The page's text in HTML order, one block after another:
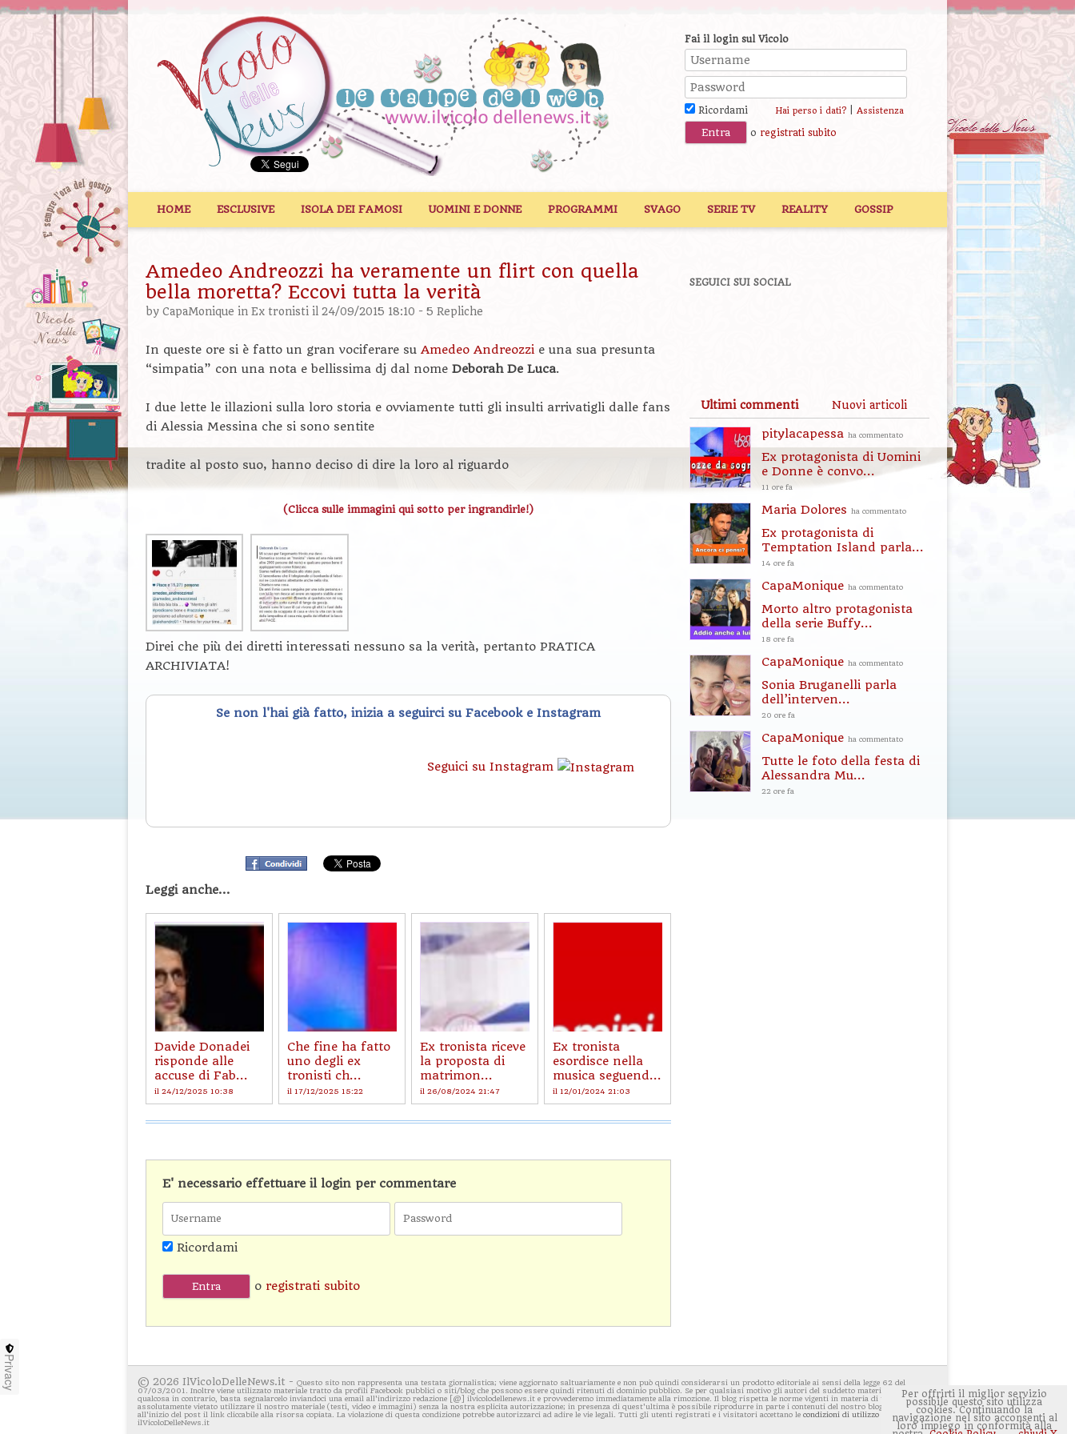
Fai il login sul Vicolo
Ricordami Hai perso i dati?| Assistenza
o registrati subito
HOME ESCLUSIVE ISOLA DEI FAMOSI UOMINI E DONNE PROGRAMMI SVAGO SERIE TV REALITY GOSSIP
Amedeo Andreozzi ha veramente un flirt con quella
bella moretta? Eccovi tutta la verità
by CapaMonique in Ex tronisti il 24/09/2015 18:10 - 5 Repliche
In queste ore si è fatto un gran vociferare su Amedeo Andreozzi e una sua presunta
“simpatia” con una nota e bellissima dj dal nome Deborah De Luca.
I due lette le illazioni sulla loro storia e ovviamente tutti gli insulti arrivatigli dalle fans
di Alessia Messina che si sono sentite
tradite al posto suo, hanno deciso di dire la loro al riguardo
(Clicca sulle immagini qui sotto per ingrandirle!)
Direi che più dei diretti interessati nessuno sa la verità, pertanto PRATICA
ARCHIVIATA!
Se non l'hai già fatto, inizia a seguirci su Facebook e Instagram
Seguici su Instagram
Leggi anche...
Davide Donadei
risponde alle
accuse di Fab...
il 24/12/2025 10:38
Che fine ha fatto
uno degli ex
tronisti ch...
il 17/12/2025 15:22
Ex tronista riceve
la proposta di
matrimon...
il 26/08/2024 21:47
Ex tronista
esordisce nella
musica seguend...
il 12/01/2024 21:03
E' necessario effettuare il login per commentare
Ricordami
o registrati subito
SEGUICI SUI SOCIAL
Ultimi commenti Nuovi articoli
pitylacapessa ha commentato
Ex protagonista di Uomini
e Donne è convo...
11 ore fa
Maria Dolores ha commentato
Ex protagonista di
Temptation Island parla...
14 ore fa
CapaMonique ha commentato
Morto altro protagonista
della serie Buffy...
18 ore fa
CapaMonique ha commentato
Sonia Bruganelli parla
dell’interven...
20 ore fa
CapaMonique ha commentato
Tutte le foto della festa di
Alessandra Mu...
22 ore fa
© 2026 IlVicoloDelleNews.it - Questo sito non rappresenta una testata giornalistica; viene aggiornato saltuariamente e non può quindi considerarsi un prodotto editoriale ai sensi della legge 62 del
07/03/2001. Inoltre viene utilizzato materiale tratto da profili Facebook pubblici o siti/blog che possono essere quindi ritenuti di dominio pubblico. Se per qualsiasi motivo gli autori del suddetto materiale avessero
qualcosa in contrario, basta segnalarcelo inviandoci una email all'indirizzo redazione [@] ilvicolodellenews.it e provvederemo immediatamente alla rimozione. Il blog rispetta le norme vigenti in materia di privacy. E'
assolutamente vietato utilizzare il nostro materiale (testi, video e immagini) senza la nostra esplicita autorizzazione; in presenza di quest'ultima è possibile riprodurre in parte i contenuti del nostro blog ponendo
all'inizio del post il link cliccabile alla risorsa copiata. La violazione di questa condizione potrebbe autorizzarci ad adire le vie legali. Tutti gli utenti registrati e i visitatori accettano le condizioni di utilizzo del sito
ilVicoloDelleNews.it
Per offrirti il miglior servizio
possibile questo sito utilizza
cookies. Continuando la
navigazione nel sito acconsenti al
loro impiego in conformità alla
Privacy